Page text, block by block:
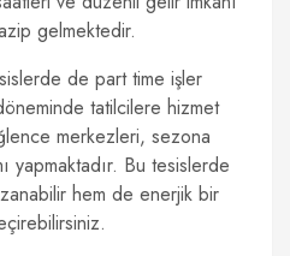
gelmektedir.
de part time işler
tatilcilere hizmet
merkezleri, sezona
yapmaktadır. Bu tesislerde
hem de enerjik bir